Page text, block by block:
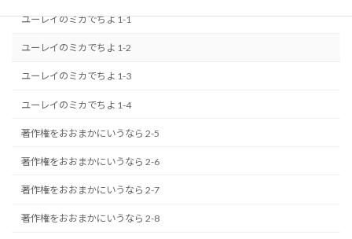
ユーレイのミカでちよ 1-1
ユーレイのミカでちよ 1-2
ユーレイのミカでちよ 1-3
ユーレイのミカでちよ 1-4
著作権をおおまかにいうなら 2-5
著作権をおおまかにいうなら 2-6
著作権をおおまかにいうなら 2-7
著作権をおおまかにいうなら 2-8